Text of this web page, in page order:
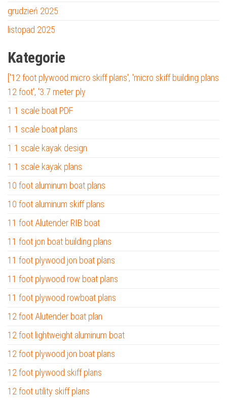
grudzień 2025
listopad 2025
Kategorie
['12 foot plywood micro skiff plans', 'micro skiff building plans
12 foot', '3.7 meter ply
1 1 scale boat PDF
1 1 scale boat plans
1 1 scale kayak design
1 1 scale kayak plans
10 foot aluminum boat plans
10 foot aluminum skiff plans
11 foot Alutender RIB boat
11 foot jon boat building plans
11 foot plywood jon boat plans
11 foot plywood row boat plans
11 foot plywood rowboat plans
12 foot Alutender boat plan
12 foot lightweight aluminum boat
12 foot plywood jon boat plans
12 foot plywood skiff plans
12 foot utility skiff plans